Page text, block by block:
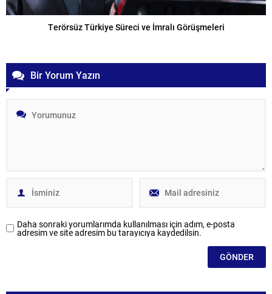
Terörsüz Türkiye Süreci ve İmralı Görüşmeleri
Bir Yorum Yazın
Daha sonraki yorumlarımda kullanılması için adım, e-posta
adresim ve site adresim bu tarayıcıya kaydedilsin.